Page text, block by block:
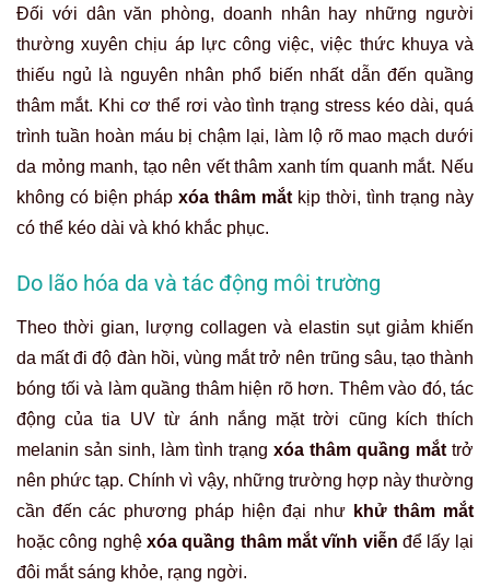
Đối với dân văn phòng, doanh nhân hay những người
thường xuyên chịu áp lực công việc, việc thức khuya và
thiếu ngủ là nguyên nhân phổ biến nhất dẫn đến quầng
thâm mắt. Khi cơ thể rơi vào tình trạng stress kéo dài, quá
trình tuần hoàn máu bị chậm lại, làm lộ rõ mao mạch dưới
da mỏng manh, tạo nên vết thâm xanh tím quanh mắt. Nếu
không có biện pháp xóa thâm mắt kịp thời, tình trạng này
có thể kéo dài và khó khắc phục.
Do lão hóa da và tác động môi trường
Theo thời gian, lượng collagen và elastin sụt giảm khiến
da mất đi độ đàn hồi, vùng mắt trở nên trũng sâu, tạo thành
bóng tối và làm quầng thâm hiện rõ hơn. Thêm vào đó, tác
động của tia UV từ ánh nắng mặt trời cũng kích thích
melanin sản sinh, làm tình trạng xóa thâm quầng mắt trở
nên phức tạp. Chính vì vậy, những trường hợp này thường
cần đến các phương pháp hiện đại như khử thâm mắt
hoặc công nghệ xóa quầng thâm mắt vĩnh viễn để lấy lại
đôi mắt sáng khỏe, rạng ngời.